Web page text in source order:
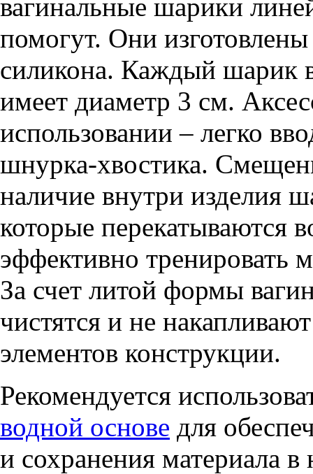
вагинальные шарики
помогут. Они
силикона. Каждый шарик
имеет диаметр 3 см.
использовании – легко
шнурка-хвостика.
наличие внутри изделия
которые перекатываются
эффективно
За счет литой формы
чистятся и не
элементов конструкции.
Рекомендуется
водной основе для
и сохранения материала